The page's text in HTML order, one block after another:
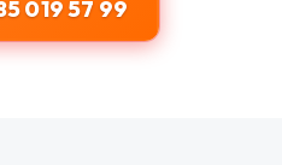
019 57 99